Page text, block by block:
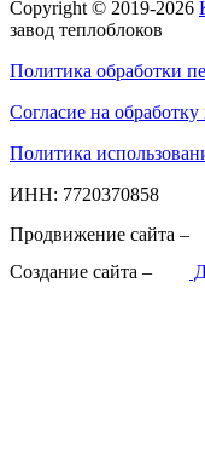
Copyright © 2019-2026
завод теплоблоков
Политика обработки
Согласие на
Политика
ИНН: 7720370858
Продвижение сайта –
Создание сайта –